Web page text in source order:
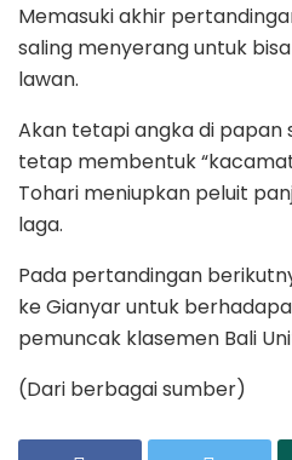
Memasuki akhir
saling menyerang untuk
lawan.
Akan tetapi angka di papan
tetap membentuk
Tohari meniupkan peluit
laga.
Pada pertandingan
ke Gianyar untuk
pemuncak klasemen Bali
(Dari berbagai sumber)